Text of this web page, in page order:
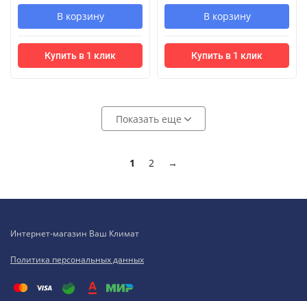
В корзину
Купить в 1 клик
В корзину
Купить в 1 клик
Показать еще
1 2 →
Интернет-магазин Ваш Климат
Политика персональных данных